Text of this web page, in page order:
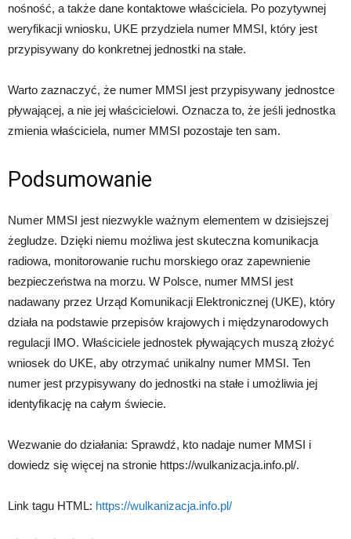
nośność, a także dane kontaktowe właściciela. Po pozytywnej
weryfikacji wniosku, UKE przydziela numer MMSI, który jest
przypisywany do konkretnej jednostki na stałe.
Warto zaznaczyć, że numer MMSI jest przypisywany jednostce
pływającej, a nie jej właścicielowi. Oznacza to, że jeśli jednostka
zmienia właściciela, numer MMSI pozostaje ten sam.
Podsumowanie
Numer MMSI jest niezwykle ważnym elementem w dzisiejszej
żegludze. Dzięki niemu możliwa jest skuteczna komunikacja
radiowa, monitorowanie ruchu morskiego oraz zapewnienie
bezpieczeństwa na morzu. W Polsce, numer MMSI jest
nadawany przez Urząd Komunikacji Elektronicznej (UKE), który
działa na podstawie przepisów krajowych i międzynarodowych
regulacji IMO. Właściciele jednostek pływających muszą złożyć
wniosek do UKE, aby otrzymać unikalny numer MMSI. Ten
numer jest przypisywany do jednostki na stałe i umożliwia jej
identyfikację na całym świecie.
Wezwanie do działania: Sprawdź, kto nadaje numer MMSI i
dowiedz się więcej na stronie https://wulkanizacja.info.pl/.
Link tagu HTML: https://wulkanizacja.info.pl/